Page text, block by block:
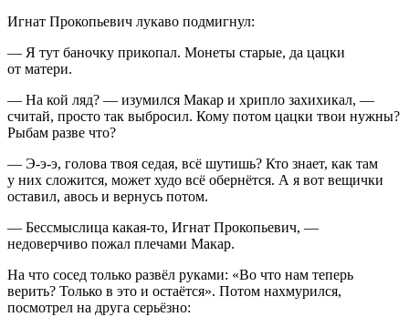
Игнат Прокопьевич лукаво подмигнул:
— Я тут баночку прикопал. Монеты старые, да цацки
от матери.
— На кой ляд? — изумился Макар и хрипло захихикал, —
считай, просто так выбросил. Кому потом цацки твои нужны?
Рыбам разве что?
— Э-э-э, голова твоя седая, всё шутишь? Кто знает, как там
у них сложится, может худо всё обернётся. А я вот вещички
оставил, авось и вернусь потом.
— Бессмыслица какая-то, Игнат Прокопьевич, —
недоверчиво пожал плечами Макар.
На что сосед только развёл руками: «Во что нам теперь
верить? Только в это и остаётся». Потом нахмурился,
посмотрел на друга серьёзно: